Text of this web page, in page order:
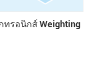
ทรอนิกส์ Weighting